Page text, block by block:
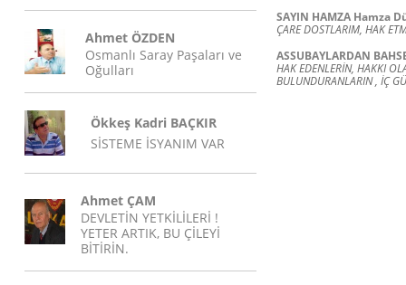
Ahmet ÖZDEN
Osmanlı Saray Paşaları ve
Oğulları
Ökkeş Kadri BAÇKIR
SİSTEME İSYANIM VAR
Ahmet ÇAM
DEVLETİN YETKİLİLERİ !
YETER ARTIK, BU ÇİLEYİ
BİTİRİN.
SAYIN HAMZA Hamza
ÇARE DOSTLARIM, HAK
ASSUBAYLARDAN
HAK EDENLERİN, HAKKI
BULUNDURANLARIN , İÇ